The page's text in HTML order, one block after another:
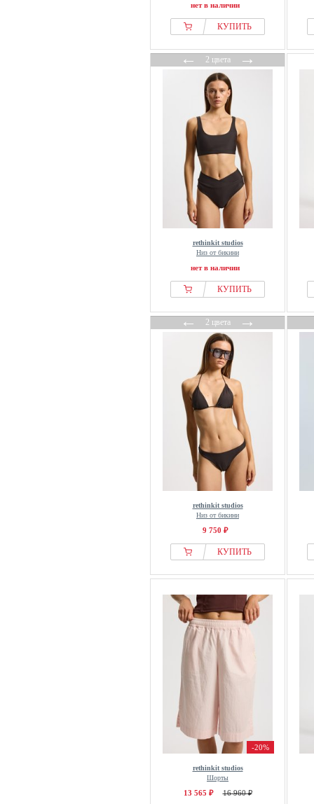
нет в наличии
КУПИТЬ
←2 цвета→
rethinkit studios
Низ от бикини
нет в наличии
КУПИТЬ
←2 цвета→
rethinkit studios
Низ от бикини
9 750 ₽
КУПИТЬ
-20%
rethinkit studios
Шорты
13 565 ₽ 16 960 ₽